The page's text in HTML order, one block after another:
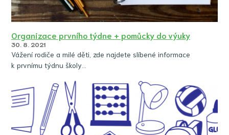
Organizace prvního týdne + pomůcky do výuky
30. 8. 2021
Vážení rodiče a milé děti, zde najdete slíbené informace
k prvnímu týdnu školy…